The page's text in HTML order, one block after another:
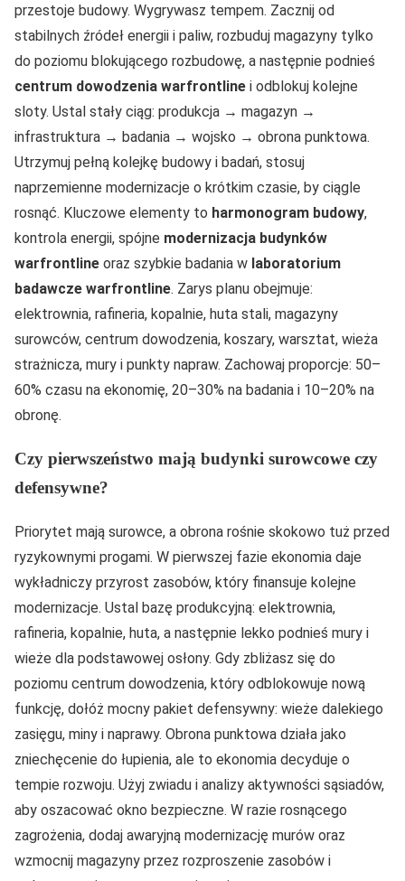
przestoje budowy. Wygrywasz tempem. Zacznij od
stabilnych źródeł energii i paliw, rozbuduj magazyny tylko
do poziomu blokującego rozbudowę, a następnie podnieś
centrum dowodzenia warfrontline i odblokuj kolejne
sloty. Ustal stały ciąg: produkcja → magazyn →
infrastruktura → badania → wojsko → obrona punktowa.
Utrzymuj pełną kolejkę budowy i badań, stosuj
naprzemienne modernizacje o krótkim czasie, by ciągle
rosnąć. Kluczowe elementy to harmonogram budowy,
kontrola energii, spójne modernizacja budynków
warfrontline oraz szybkie badania w laboratorium
badawcze warfrontline. Zarys planu obejmuje:
elektrownia, rafineria, kopalnie, huta stali, magazyny
surowców, centrum dowodzenia, koszary, warsztat, wieża
strażnicza, mury i punkty napraw. Zachowaj proporcje: 50–
60% czasu na ekonomię, 20–30% na badania i 10–20% na
obronę.
Czy pierwszeństwo mają budynki surowcowe czy
defensywne?
Priorytet mają surowce, a obrona rośnie skokowo tuż przed
ryzykownymi progami. W pierwszej fazie ekonomia daje
wykładniczy przyrost zasobów, który finansuje kolejne
modernizacje. Ustal bazę produkcyjną: elektrownia,
rafineria, kopalnie, huta, a następnie lekko podnieś mury i
wieże dla podstawowej osłony. Gdy zbliżasz się do
poziomu centrum dowodzenia, który odblokowuje nową
funkcję, dołóż mocny pakiet defensywny: wieże dalekiego
zasięgu, miny i naprawy. Obrona punktowa działa jako
zniechęcenie do łupienia, ale to ekonomia decyduje o
tempie rozwoju. Użyj zwiadu i analizy aktywności sąsiadów,
aby oszacować okno bezpieczne. W razie rosnącego
zagrożenia, dodaj awaryjną modernizację murów oraz
wzmocnij magazyny przez rozproszenie zasobów i